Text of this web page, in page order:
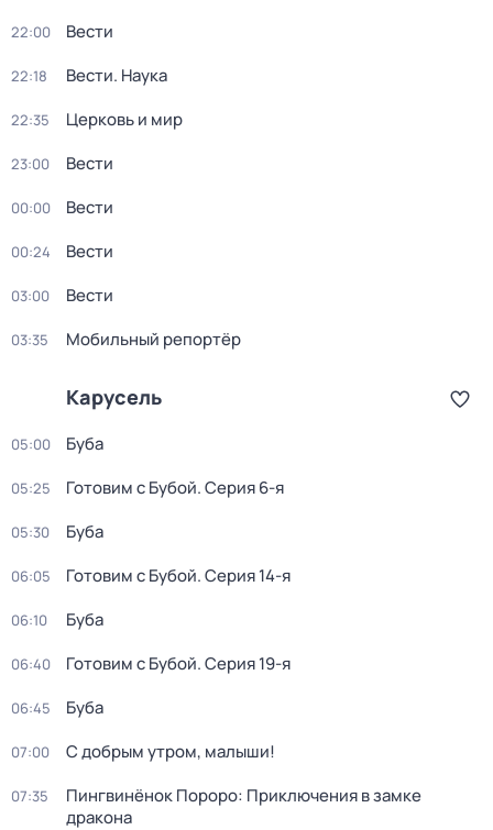
22:00 Вести
22:18 Вести. Наука
22:35 Церковь и мир
23:00 Вести
00:00 Вести
00:24 Вести
03:00 Вести
03:35 Мобильный репортёр
Карусель
05:00 Буба
05:25 Готовим с Бубой. Серия 6-я
05:30 Буба
06:05 Готовим с Бубой. Серия 14-я
06:10 Буба
06:40 Готовим с Бубой. Серия 19-я
06:45 Буба
07:00 С добрым утром, малыши!
07:35
Пингвинёнок Пороро: Приключения в замке
дракона